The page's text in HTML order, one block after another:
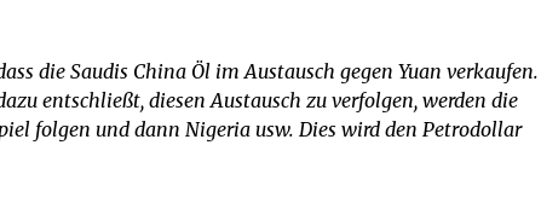
die Saudis China Öl im Austausch gegen Yuan verkaufen.
entschließt, diesen Austausch zu verfolgen, werden die
folgen und dann Nigeria usw. Dies wird den Petrodollar